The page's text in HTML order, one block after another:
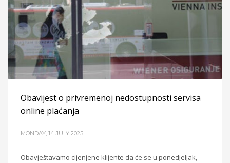
Obavijest o privremenoj nedostupnosti servisa
online plaćanja
MONDAY, 14 JULY 2025
Obavještavamo cijenjene klijente da će se u ponedjeljak,